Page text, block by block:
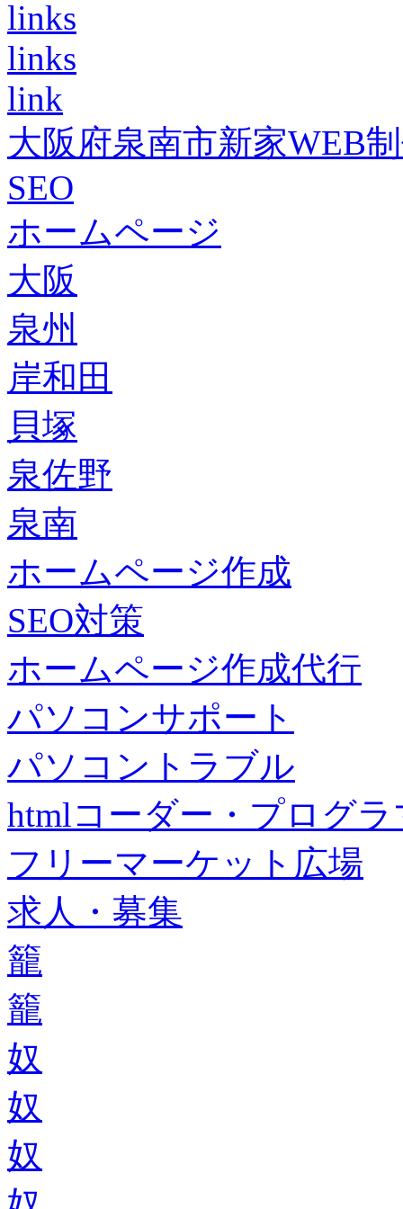
links
links
link
大阪府泉南市新家WEB
SEO
ホームページ
大阪
泉州
岸和田
貝塚
泉佐野
泉南
ホームページ作成
SEO対策
ホームページ作成代行
パソコンサポート
パソコントラブル
htmlコーダー・プログラ
フリーマーケット広場
求人・募集
籠
籠
奴
奴
奴